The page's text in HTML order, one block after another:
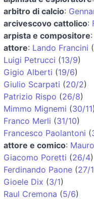
arbitro di calcio:
arcivescovo cattolico:
arpista e compositore:
attore: Lando Francini (
Luigi Petrucci (13/9)
Gigio Alberti (19/6)
Giulio Scarpati (20/2)
Patrizio Rispo (26/8)
Mimmo Mignemi (30/11)
Franco Merli (31/10)
Francesco Paolantoni (
attore e comico:
Giacomo Poretti (26/4)
Ferdinando Paone (27/
Gioele Dix (3/1)
Raul Cremona (5/6)